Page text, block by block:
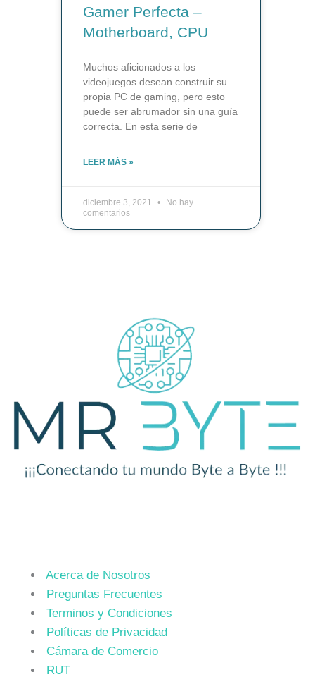
Gamer Perfecta –
Motherboard, CPU
Muchos aficionados a los
videojuegos desean construir su
propia PC de gaming, pero esto
puede ser abrumador sin una guía
correcta. En esta serie de
LEER MÁS »
diciembre 3, 2021
No hay
comentarios
Acerca de Nosotros
Preguntas Frecuentes
Terminos y Condiciones
Políticas de Privacidad
Cámara de Comercio
RUT